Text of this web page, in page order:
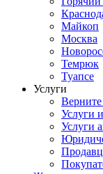
Майкоп
Москва
Темрюк
Туапсе
Услуги
Услуги
Услуги